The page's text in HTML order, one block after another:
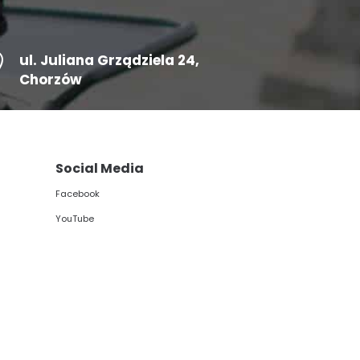
ul. Juliana Grządziela 24,
Chorzów
Social Media
Facebook
YouTube